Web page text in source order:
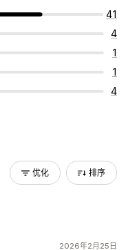
41
4
1
1
4
优化 排序
2026年2月25日